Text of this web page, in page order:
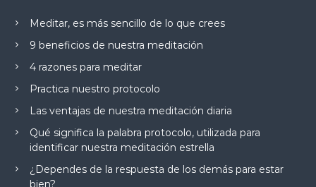
Meditar, es más sencillo de lo que crees
9 beneficios de nuestra meditación
4 razones para meditar
Practica nuestro protocolo
Las ventajas de nuestra meditación diaria
Qué significa la palabra protocolo, utilizada para
identificar nuestra meditación estrella
¿Dependes de la respuesta de los demás para estar
bien?